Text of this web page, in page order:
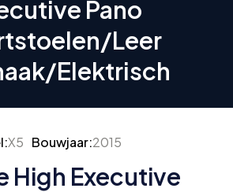
Pano
Leer
Elektrisch
X5 Bouwjaar:2015
High Executive